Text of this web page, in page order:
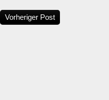
Vorheriger Post